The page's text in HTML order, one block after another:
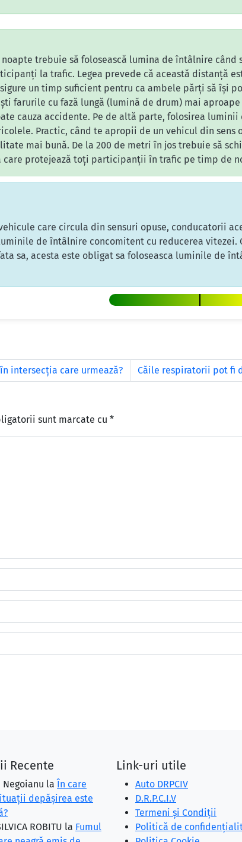
trebuie să folosească lumina de întâlnire când
la trafic. Legea prevede că această distanță
un timp suficient pentru ca ambele părți să își
farurile cu fază lungă (lumină de drum) mai
cauza accidente. Pe de altă parte, folosirea
Practic, când te apropii de un vehicul din sens
mai bună. De la 200 de metri în jos trebuie să
care protejează toți participanții în trafic pe timp de
care circula din sensuri opuse, conducatorii
de întâlnire concomitent cu reducerea vitezei.
sa, acesta este obligat sa foloseasca luminile de
intersecția care urmează? Căile respiratorii pot fi
sunt marcate cu *
Recente
Negoianu la În care
depăşirea este
ROBITU la Fumul
Link-uri utile
Auto DRPCIV
D.R.P.C.I.V
Termeni și Condiții
Politică de